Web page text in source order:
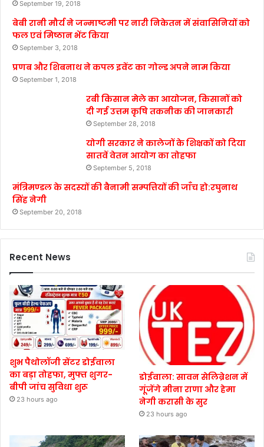
September 19, 2018
बेबी रानी मौर्य ने जन्माष्टमी पर नारी निकेतन में संवासिनियों को
फल एवं मिष्ठान भेंट किया
September 3, 2018
प्रणब और शिबनाथ ने कपल इवेंट का गोल्ड अपने नाम किया
September 1, 2018
रबी किसान मेले का आयोजन, किसानों को
दी गई उत्तम कृषि तकनीक की जानकारी
September 28, 2018
योगी सरकार ने कालेजों के शिक्षकों को दिया
सातवें वेतन आयोग का तोहफा
September 5, 2018
मंत्रिमण्डल के सदस्यों की बैनामी सम्पत्तियों की जाँच हो:रघुनाथ
सिंह नेगी
September 20, 2018
Recent News
शुभ पैथोलॉजी सेंटर डोईवाला
का बड़ा तोहफा, मुफ्त शुगर-
बीपी जांच सुविधा शुरू
23 hours ago
डोईवाला: सावन सेलिब्रेशन में
गूंजेंगे मीना राणा और हेमा
नेगी करासी के सुर
23 hours ago